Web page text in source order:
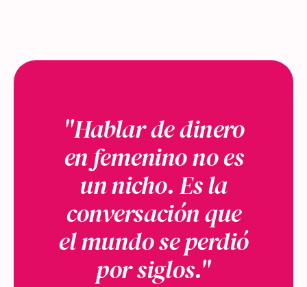
"Hablar de dinero
en femenino no es
un nicho. Es la
conversación que
el mundo se perdió
por siglos."